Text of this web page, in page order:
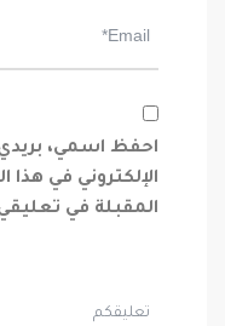
احفظ اسمي، بريدي
الإلكتروني في
المقبلة في